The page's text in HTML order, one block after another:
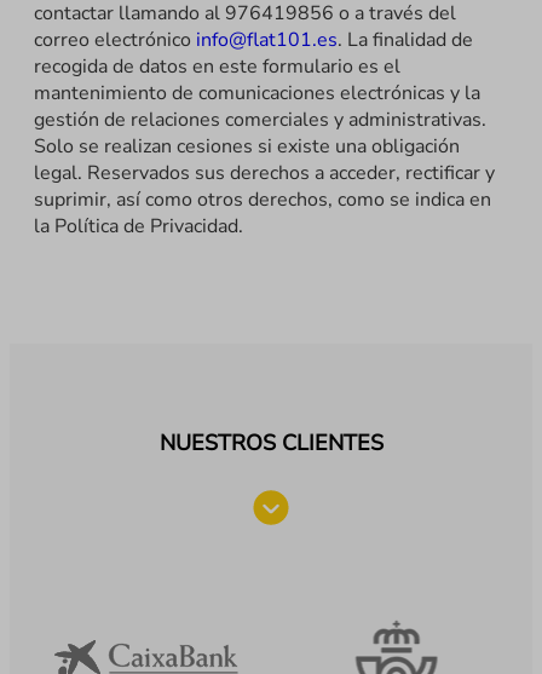
contactar llamando al 976419856 o a través del
correo electrónico info@flat101.es. La finalidad de
recogida de datos en este formulario es el
mantenimiento de comunicaciones electrónicas y la
gestión de relaciones comerciales y administrativas.
Solo se realizan cesiones si existe una obligación
legal. Reservados sus derechos a acceder, rectificar y
suprimir, así como otros derechos, como se indica en
la Política de Privacidad.
NUESTROS CLIENTES